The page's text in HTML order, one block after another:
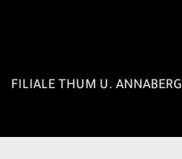
FILIALE THUM U. ANNABERG